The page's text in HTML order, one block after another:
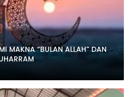
MAKNA “BULAN ALLAH” DAN